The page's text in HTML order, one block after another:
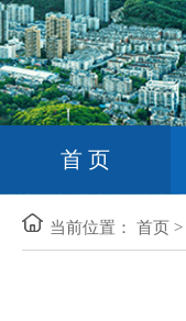
首 页
当前位置： 首页 >